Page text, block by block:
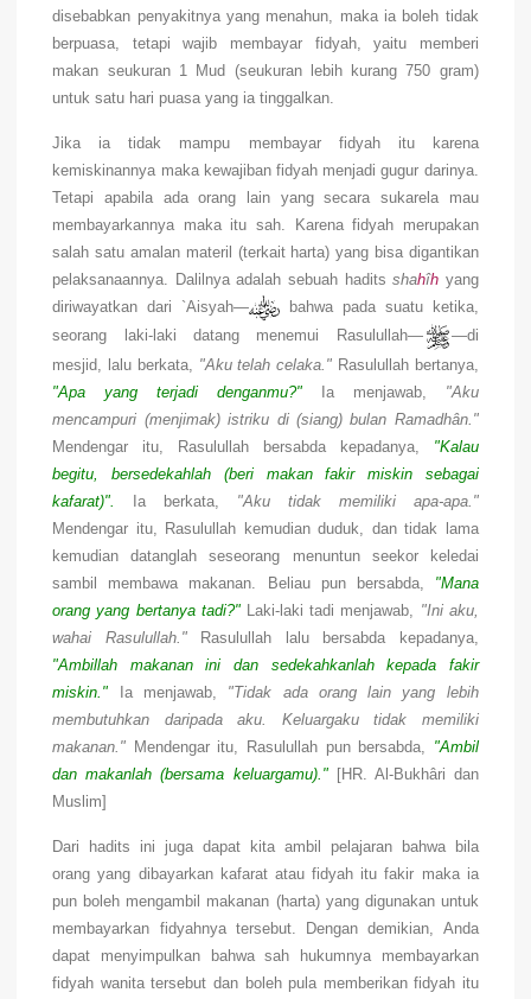
disebabkan penyakitnya yang menahun, maka ia boleh tidak
berpuasa, tetapi wajib membayar fidyah, yaitu memberi
makan seukuran 1 Mud (seukuran lebih kurang 750 gram)
untuk satu hari puasa yang ia tinggalkan.
Jika ia tidak mampu membayar fidyah itu karena
kemiskinannya maka kewajiban fidyah menjadi gugur darinya.
Tetapi apabila ada orang lain yang secara sukarela mau
membayarkannya maka itu sah. Karena fidyah merupakan
salah satu amalan materil (terkait harta) yang bisa digantikan
pelaksanaannya. Dalilnya adalah sebuah haditsshahîh yang
diriwayatkan dari `Aisyah—
bahwa pada suatu ketika,
seorang laki-laki datang menemui Rasulullah—
—di
mesjid, lalu berkata, "Aku telah celaka." Rasulullah bertanya,
"Apa yang terjadi denganmu?" Ia menjawab, "Aku
mencampuri (menjimak) istriku di (siang) bulan Ramadhân."
Mendengar itu, Rasulullah bersabda kepadanya, "Kalau
begitu, bersedekahlah (beri makan fakir miskin sebagai
kafarat)".
Ia berkata, "Aku tidak memiliki apa-apa."
Mendengar itu, Rasulullah kemudian duduk, dan tidak lama
kemudian datanglah seseorang menuntun seekor keledai
sambil membawa makanan. Beliau pun bersabda, "Mana
orang yang bertanya tadi?"Laki-laki tadi menjawab, "Ini aku,
wahai Rasulullah."Rasulullah lalu bersabda kepadanya,
"Ambillah makanan ini dan sedekahkanlah kepada fakir
miskin." Ia menjawab, "Tidak ada orang lain yang lebih
membutuhkan daripada aku. Keluargaku tidak memiliki
makanan." Mendengar itu, Rasulullah pun bersabda, "Ambil
dan makanlah (bersama keluargamu)." [HR. Al-Bukhâri dan
Muslim]
Dari hadits ini juga dapat kita ambil pelajaran bahwa bila
orang yang dibayarkan kafarat atau fidyah itu fakir maka ia
pun boleh mengambil makanan (harta) yang digunakan untuk
membayarkan fidyahnya tersebut. Dengan demikian, Anda
dapat menyimpulkan bahwa sah hukumnya membayarkan
fidyah wanita tersebut dan boleh pula memberikan fidyah itu